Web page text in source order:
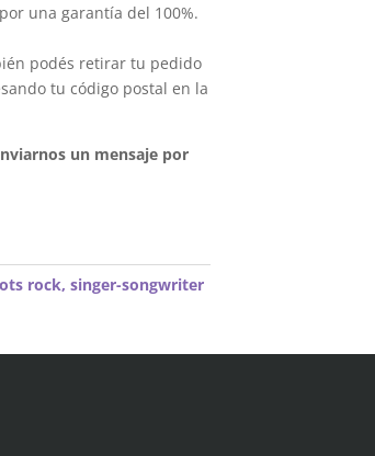
una garantía del 100%.
podés retirar tu pedido
tu código postal en la
un mensaje por
rock,singer-songwriter